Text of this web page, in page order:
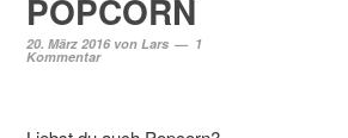
POPCORN
20. März 2016vonLars 1
Kommentar